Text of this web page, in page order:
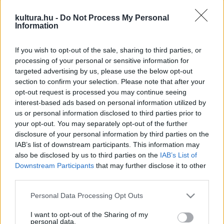
kultura.hu - Do Not Process My Personal
Information
If you wish to opt-out of the sale, sharing to third parties, or
processing of your personal or sensitive information for
targeted advertising by us, please use the below opt-out
section to confirm your selection. Please note that after your
opt-out request is processed you may continue seeing
interest-based ads based on personal information utilized by
us or personal information disclosed to third parties prior to
your opt-out. You may separately opt-out of the further
disclosure of your personal information by third parties on the
IAB’s list of downstream participants. This information may
also be disclosed by us to third parties on the IAB’s List of
Downstream Participants that may further disclose it to other
Please note that this website/app uses one or more Google
not limited to your visit or usage behaviour. You may click to
Personal Data Processing Opt Outs
I want to opt-out of the Sharing of my
personal data.
násznagyok, az örömanyák és az örömapák, a meghívott
hozzátartozók, illetve a vendégek természetesen az
Lesz násznépvonulás a vőlegényes háztól a menyasszony
otthonáig, arakikérő búcsúztatóval, siratóval, templomba
menet, papi esketés, újasszony-befogadás, lakodalmi
vacsora, mulatság, menyasszonyi tánc, kontyolási szertartás
- úgy, mint egykor divatban volt, s van talán manapság is a
jászsági településeken.
Az ünnepi étkek közül nem hiányzik majd a Jászságban
szokásos birkapörkölt sem, amelynek fejedelmi íze az
ínyencek igazi csemegéjének számít az ünnep- és